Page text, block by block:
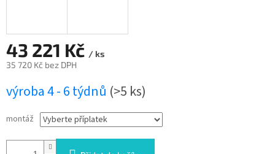
43 221 Kč / ks
35 720 Kč bez DPH
cena:
výroba 4 - 6 týdnů (>5 ks)
montáž